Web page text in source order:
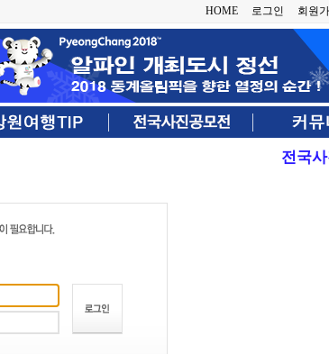
HOME 로그인 회원
전국